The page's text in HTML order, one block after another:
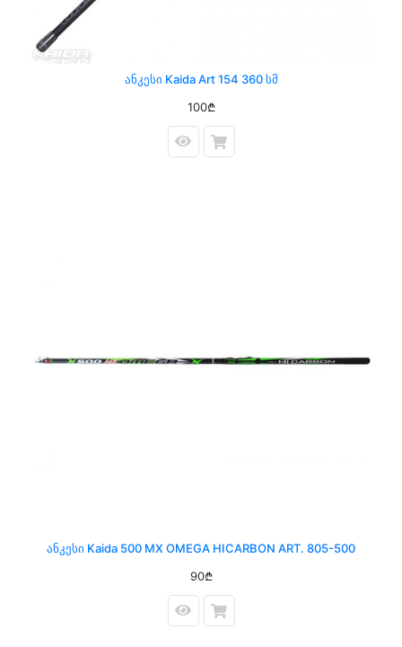
Ანკესი Kaida Art 154 360 Სმ
100₾
Ანკესი Kaida 500 MX OMEGA HICARBON ART. 805-500
90₾